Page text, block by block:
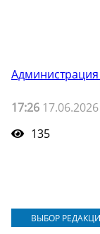
Администрация
17:26
135
ВЫБОР